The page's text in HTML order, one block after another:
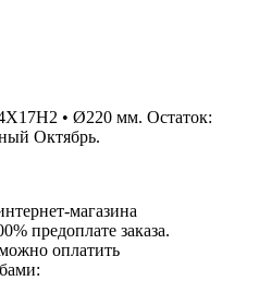
• Ø220 мм. Остаток:
Октябрь.
магазина
предоплате заказа.
оплатить